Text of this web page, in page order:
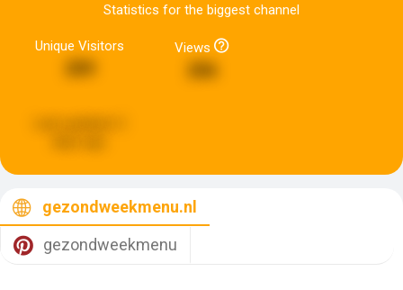
Statistics for the biggest channel
Unique Visitors
289
Views
286
gezondweekmenu.nl
gezondweekmenu